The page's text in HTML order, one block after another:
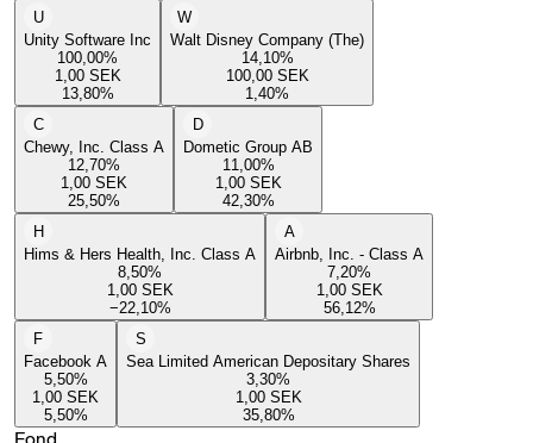
U
Unity Software Inc
100,00%
1,00 SEK
13,80%
W
Walt Disney Company (The)
14,10%
100,00 SEK
1,40%
C
Chewy, Inc. Class A
12,70%
1,00 SEK
25,50%
D
Dometic Group AB
11,00%
1,00 SEK
42,30%
H
Hims & Hers Health, Inc. Class A
8,50%
1,00 SEK
−22,10%
A
Airbnb, Inc. - Class A
7,20%
1,00 SEK
56,12%
F
Facebook A
5,50%
1,00 SEK
5,50%
S
Sea Limited American Depositary Shares
3,30%
1,00 SEK
35,80%